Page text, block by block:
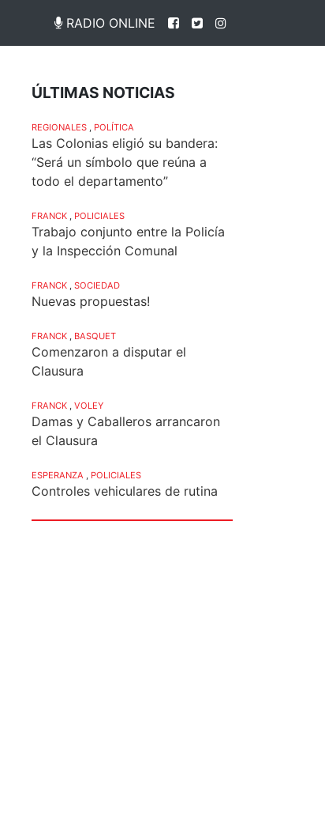
RADIO ONLINE
ÚLTIMAS NOTICIAS
REGIONALES POLÍTICA
Las Colonias eligió su bandera:
“Será un símbolo que reúna a
todo el departamento”
FRANCK POLICIALES
Trabajo conjunto entre la Policía
y la Inspección Comunal
FRANCK SOCIEDAD
Nuevas propuestas!
FRANCK BASQUET
Comenzaron a disputar el
Clausura
FRANCK VOLEY
Damas y Caballeros arrancaron
el Clausura
ESPERANZA POLICIALES
Controles vehiculares de rutina